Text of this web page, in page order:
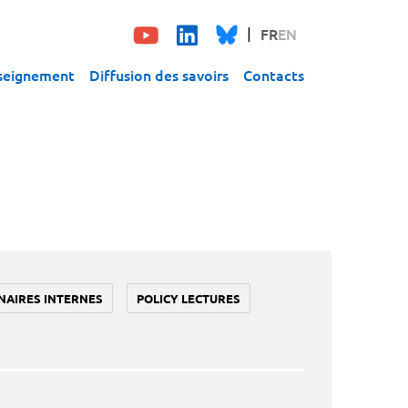
FREN
Diffusion des savoirs Contacts
INTERNES POLICY LECTURES